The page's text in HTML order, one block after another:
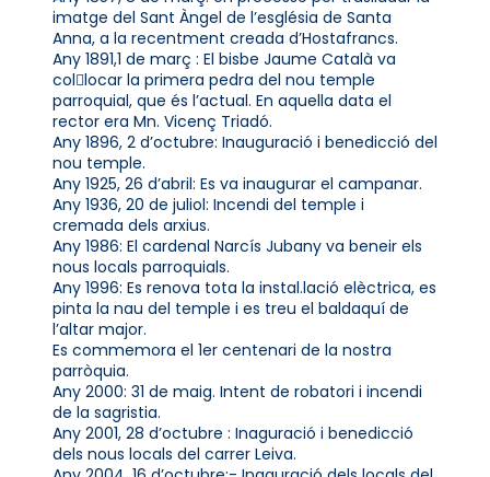
imatge del Sant Àngel de l’església de Santa
Anna, a la recentment creada d’Hostafrancs.
Any 1891,1 de març : El bisbe Jaume Català va
collocar la primera pedra del nou temple
parroquial, que és l’actual. En aquella data el
rector era Mn. Vicenç Triadó.
Any 1896, 2 d’octubre: Inauguració i benedicció del
nou temple.
Any 1925, 26 d’abril: Es va inaugurar el campanar.
Any 1936, 20 de juliol: Incendi del temple i
cremada dels arxius.
Any 1986: El cardenal Narcís Jubany va beneir els
nous locals parroquials.
Any 1996: Es renova tota la instal.lació elèctrica, es
pinta la nau del temple i es treu el baldaquí de
l’altar major.
Es commemora el 1er centenari de la nostra
parròquia.
Any 2000: 31 de maig. Intent de robatori i incendi
de la sagristia.
Any 2001, 28 d’octubre : Inaguració i benedicció
dels nous locals del carrer Leiva.